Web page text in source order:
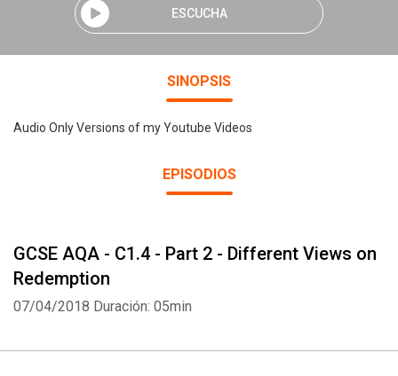
ESCUCHA
SINOPSIS
Audio Only Versions of my Youtube Videos
EPISODIOS
GCSE AQA - C1.4 - Part 2 - Different Views on
Redemption
07/04/2018 Duración: 05min